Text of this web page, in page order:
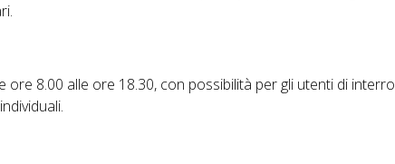
ore 8.00 alle ore 18.30, con possibilità per gli utenti di